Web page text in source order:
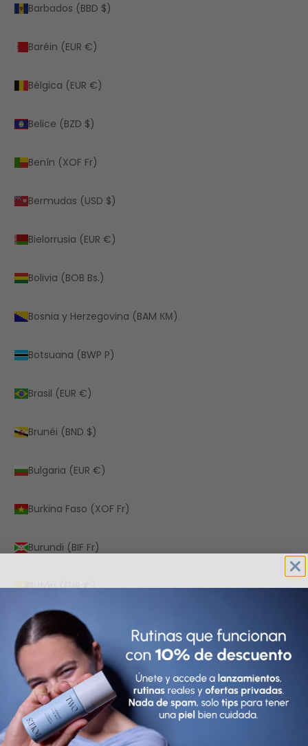
Barbados (BBD $)
Baréin (EUR €)
Bélgica (EUR €)
Belice (BZD $)
Benín (XOF Fr)
Bermudas (USD $)
Bielorrusia (EUR €)
Bolivia (BOB Bs.)
Bosnia y Herzegovina (BAM КМ)
Botsuana (BWP P)
Brasil (EUR €)
Brunéi (BND $)
Bulgaria (EUR €)
Burkina Faso (XOF Fr)
Burundi (BIF Fr)
Bután (EUR €)
Cabo Verde (CVE $)
Camboya (KHR ៛)
Camerún (XAF CFA)
Canadá (CAD $)